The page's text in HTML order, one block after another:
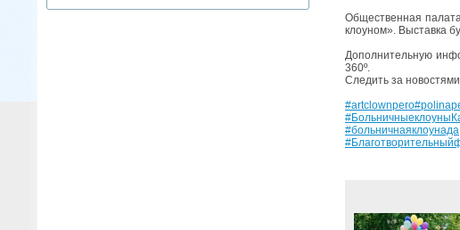
Общественная
клоуном». Выставка
Дополнительную
360º.
Следить за
#artclownpero
#больничнаяклоунада